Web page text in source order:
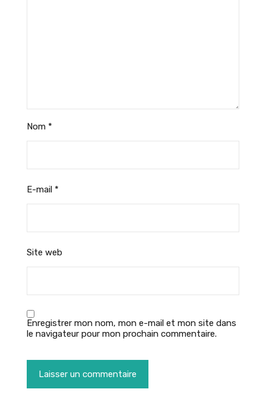
Nom *
E-mail *
Site web
Enregistrer mon nom, mon e-mail et mon site dans
le navigateur pour mon prochain commentaire.